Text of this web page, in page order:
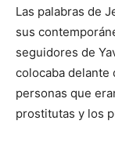
Las palabras de
sus
seguidores de
colocaba delante
personas que
prostitutas y los